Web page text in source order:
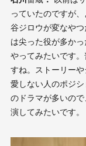
っていたのですが
谷ジロウが変なや
は尖った役が多か
やってみたいです
すね。ストーリー
愛しない人のポジ
のドラマが多いの
演してみたいです。